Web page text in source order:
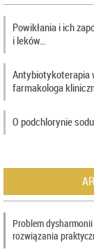
Powikłania i ich
i leków…
Antybiotykoterapia
farmakologa
O podchlorynie sodu
Problem
rozwiązania